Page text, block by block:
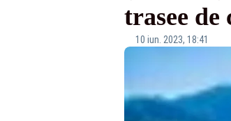
trasee
10 iun. 2023, 18:41